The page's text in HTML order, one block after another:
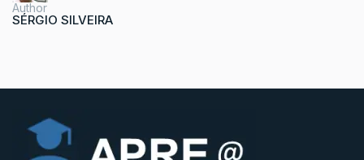
SÉRGIO SILVEIRA
Author